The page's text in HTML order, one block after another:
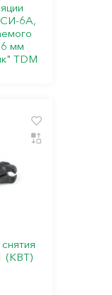
СИ-6А,
мм
TDM
(КВТ)